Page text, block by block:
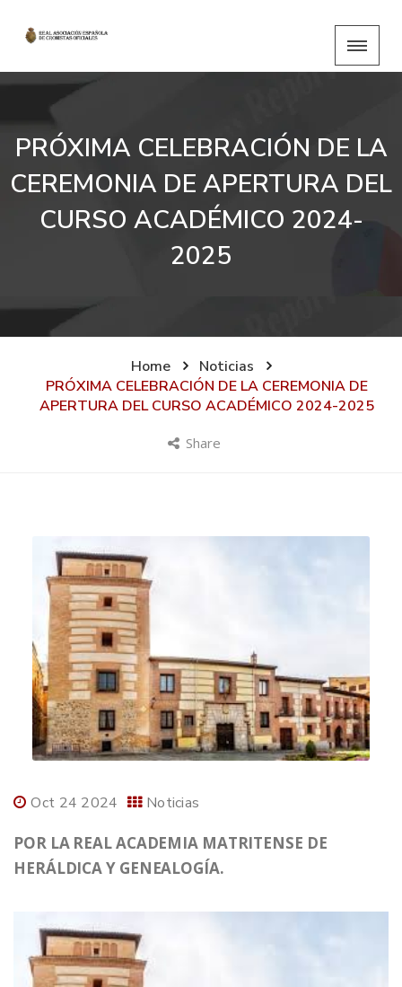
PRÓXIMA CELEBRACIÓN DE LA
CEREMONIA DE APERTURA DEL
CURSO ACADÉMICO 2024-
2025
Home
Noticias
PRÓXIMA CELEBRACIÓN DE LA CEREMONIA DE
APERTURA DEL CURSO ACADÉMICO 2024-2025
Share
Oct 24 2024 Noticias
POR LA REAL ACADEMIA MATRITENSE DE
HERÁLDICA Y GENEALOGÍA.